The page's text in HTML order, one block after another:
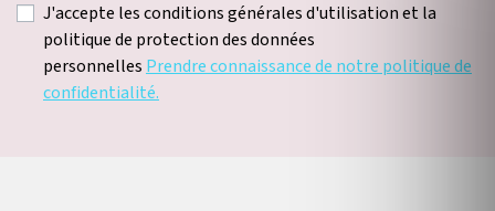
J'accepte les conditions générales d'utilisation et la
politique de protection des données
personnelles Prendre connaissance de notre politique de
confidentialité.